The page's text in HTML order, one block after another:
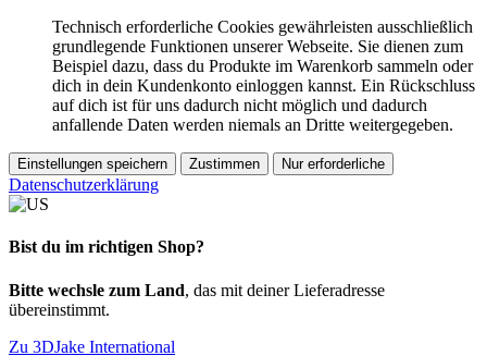
Technisch erforderliche Cookies gewährleisten ausschließlich
grundlegende Funktionen unserer Webseite. Sie dienen zum
Beispiel dazu, dass du Produkte im Warenkorb sammeln oder
dich in dein Kundenkonto einloggen kannst. Ein Rückschluss
auf dich ist für uns dadurch nicht möglich und dadurch
anfallende Daten werden niemals an Dritte weitergegeben.
Einstellungen speichern Zustimmen Nur erforderliche
Datenschutzerklärung
Bist du im richtigen Shop?
Bitte wechsle zum Land, das mit deiner Lieferadresse
übereinstimmt.
Zu 3DJake International